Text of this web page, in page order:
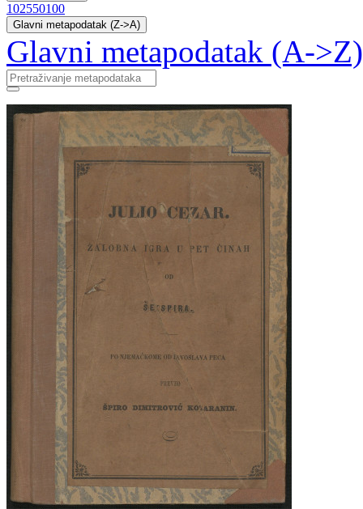
102550100
Glavni metapodatak (Z->A)
Glavni metapodatak (A->Z)